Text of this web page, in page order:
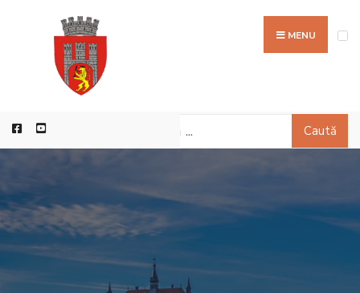
MENU
Caută